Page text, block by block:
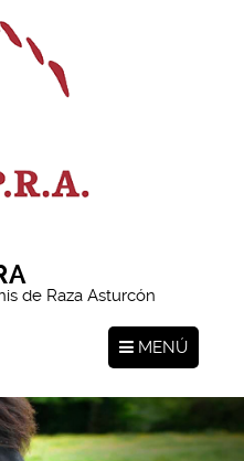
de Raza Asturcón
MENÚ
Toggle
navigation